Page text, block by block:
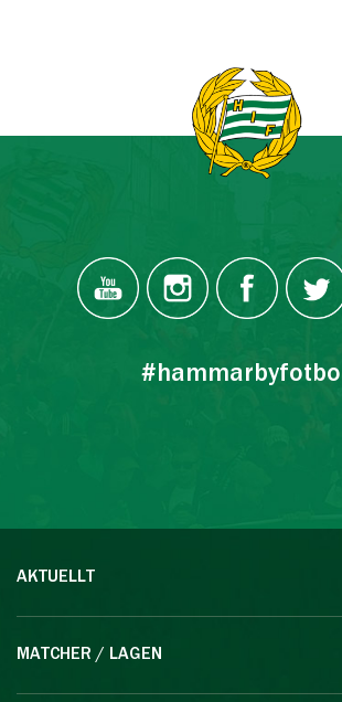
#hammarbyfotboll
AKTUELLT
MATCHER / LAGEN